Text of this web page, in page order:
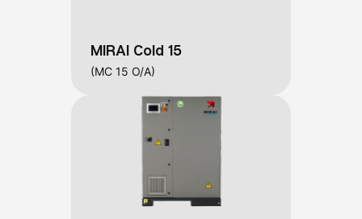
MIRAI Cold 15
(MC 15 O/A)